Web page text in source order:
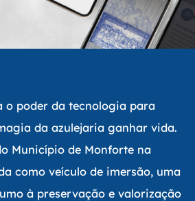
o poder da tecnologia para
da azulejaria ganhar vida.
Município de Monforte na
como veículo de imersão, uma
à preservação e valorização